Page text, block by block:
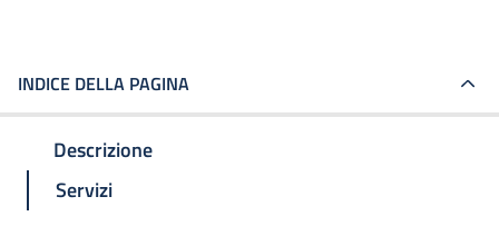
INDICE DELLA PAGINA
Descrizione
Servizi